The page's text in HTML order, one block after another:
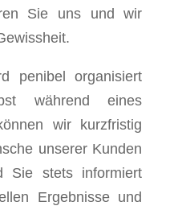
Sie uns und wir
penibel organisiert
während eines
wir kurzfristig
unserer Kunden
Sie stets informiert
Ergebnisse und